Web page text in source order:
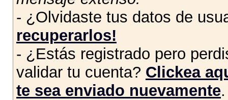
- ¿Olvidaste tus datos de
recuperarlos!
- ¿Estás registrado pero
validar tu cuenta? Clickea
te sea enviado nuevamente.